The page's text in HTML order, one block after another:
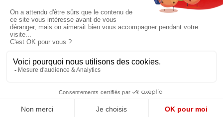
Mes favoris
© GAZ D’AUJOURD'HUI 2018